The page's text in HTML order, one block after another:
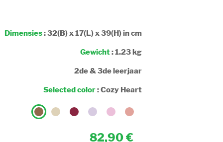
Dimensies: 32(B) x 17(L) x 39(H) in cm
Gewicht: 1.23 kg
2de & 3de leerjaar
Selected color:Cozy Heart
82,90